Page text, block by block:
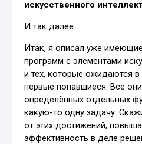
искусственного
И так далее.
Итак, я описал уже
программ с элементами
и тех, которые ожидаются
первые попавшиеся. Все
определённых отдельных
какую-то одну задачу.
от этих достижений,
эффективность в деле